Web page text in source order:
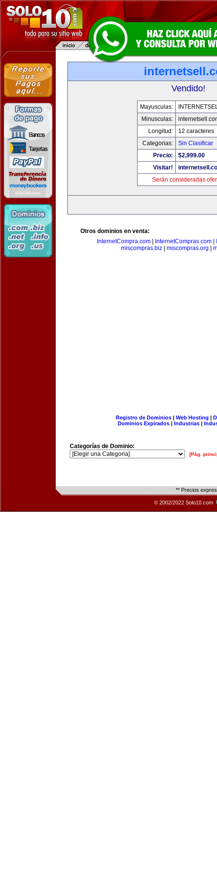
Vendido!
Mayusculas:
Minusculas:
Longitud:
12 caracteres
Categorias:
Sin Clasificar
Precio:
$2,999.00
Visitar!
Serán consideradas
Otros dominios en venta:
InternetCompra.com
InternetCompras.com
miscompras.biz
miscompras.org
Registro de Dominios| Web Hosting |
Dominios Expirados | Industrias |
Categorías de Dominio:
[Pág.
** Precios
© 2002/2022 Solo10.com